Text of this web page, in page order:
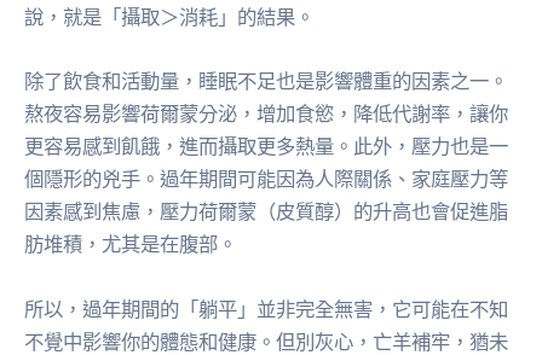
說，就是「攝取＞消耗」的結果。
除了飲食和活動量，睡眠不足也是影響體重的因素之一。
熬夜容易影響荷爾蒙分泌，增加食慾，降低代謝率，讓你
更容易感到飢餓，進而攝取更多熱量。此外，壓力也是一
個隱形的兇手。過年期間可能因為人際關係、家庭壓力等
因素感到焦慮，壓力荷爾蒙（皮質醇）的升高也會促進脂
肪堆積，尤其是在腹部。
所以，過年期間的「躺平」並非完全無害，它可能在不知
不覺中影響你的體態和健康。但別灰心，亡羊補牢，猶未